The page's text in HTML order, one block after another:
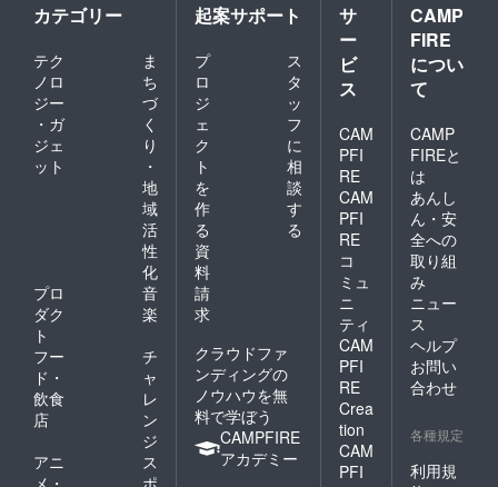
カテゴリー
テク
ノロ
ジー
・ガ
ジェ
ット
ま
ち
づ
く
り
・
地
域
活
性
化
プロ
ダク
ト
音
楽
フー
ド・
飲食
店
チ
ャ
レ
ン
ジ
アニ
メ・
ス
ポ
起案サポート
プ
ロ
ジ
ェ
ク
ト
を
作
る
ス
タ
ッ
フ
に
相
談
す
る
資
料
請
求
クラウドファ
ンディングの
ノウハウを無
料で学ぼう
CAMPFIRE
アカデミー
サ
ー
ビ
ス
CAM
PFI
RE
CAM
PFI
RE
コ
ミュ
ニ
ティ
CAM
PFI
RE
Crea
tion
CAM
PFI
CAMP
FIRE
につい
て
CAMP
FIREと
は
あんし
ん・安
全への
取り組
み
ニュー
ス
ヘルプ
お問い
合わせ
各種規定
利用規